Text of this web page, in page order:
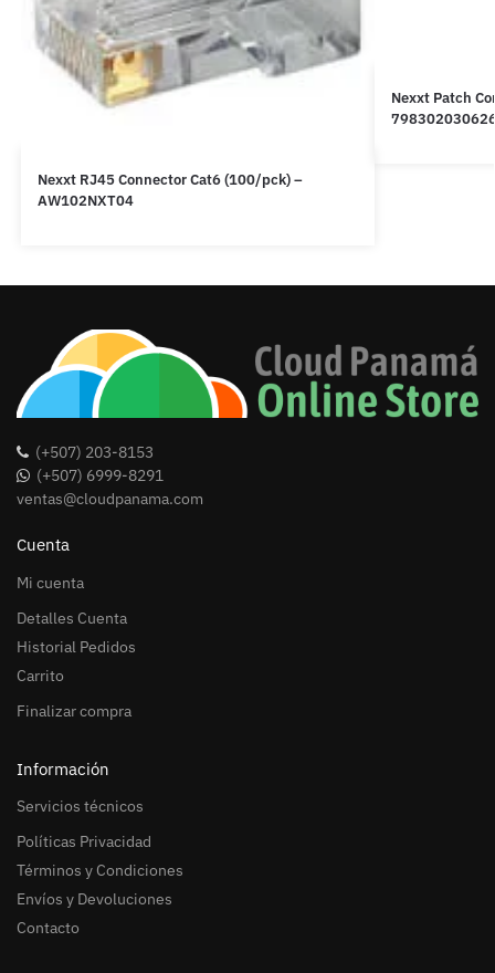
Nexxt RJ45 Connector Cat6 (100/pck) –
AW102NXT04
Nexxt Patch
(+507) 203-8153
(+507) 6999-8291
ventas@cloudpanama.com
Cuenta
Mi cuenta
Detalles Cuenta
Historial Pedidos
Carrito
Finalizar compra
Información
Servicios técnicos
Políticas Privacidad
Términos y Condiciones
Envíos y Devoluciones
Contacto